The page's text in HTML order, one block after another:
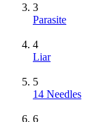
3
Parasite
4
Liar
5
14 Needles
6